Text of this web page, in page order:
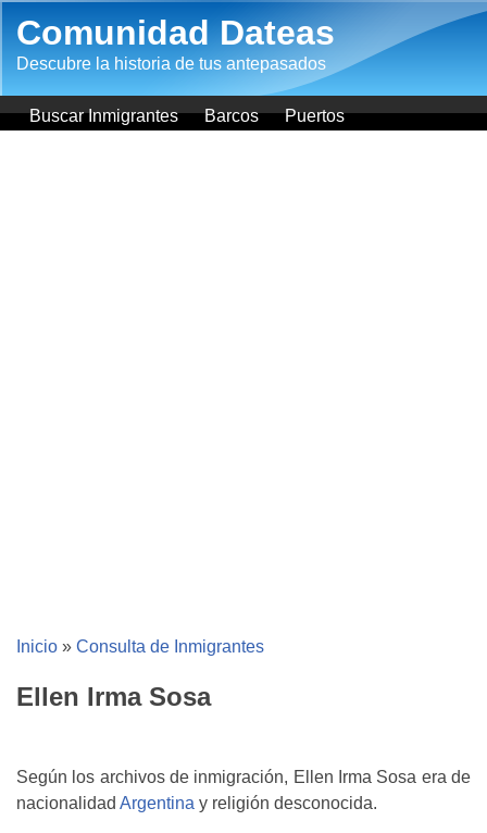
Comunidad Dateas
Descubre la historia de tus antepasados
Buscar Inmigrantes Barcos Puertos
Inicio » Consulta de Inmigrantes
Ellen Irma Sosa
Según los archivos de inmigración, Ellen Irma Sosa era de
nacionalidad Argentina y religión desconocida.